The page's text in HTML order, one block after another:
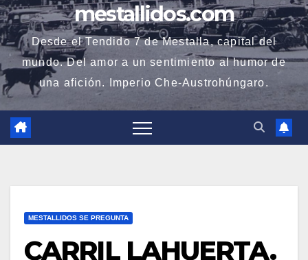
mestallidos.com
Desde el Tendido 7 de Mestalla, capital del
mundo. Del amor a un sentimiento al humor de
una afición. Imperio Che-Austrohúngaro.
MESTALLIDOS SE PREGUNTA
CARRIL LAHUERTA.